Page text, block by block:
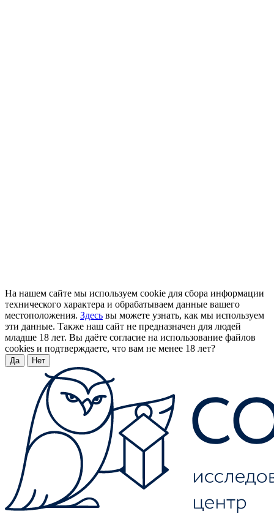
На нашем сайте мы используем cookie для сбора информации
технического характера и обрабатываем данные вашего
местоположения. Здесь вы можете узнать, как мы используем
эти данные. Также наш сайт не предназначен для людей
младше 18 лет. Вы даёте согласие на использование файлов
cookies и подтверждаете, что вам не менее 18 лет?
Да Нет